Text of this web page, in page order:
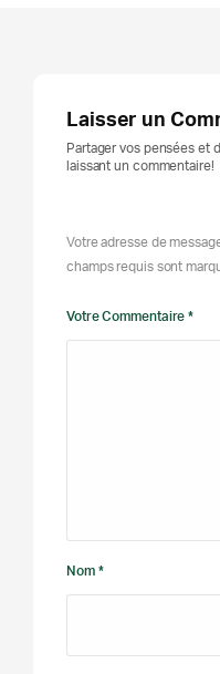
Laisser un
Partager vos pensées et
laissant un commentaire!
Votre adresse de
champs requis sont
Votre Commentaire *
Nom *